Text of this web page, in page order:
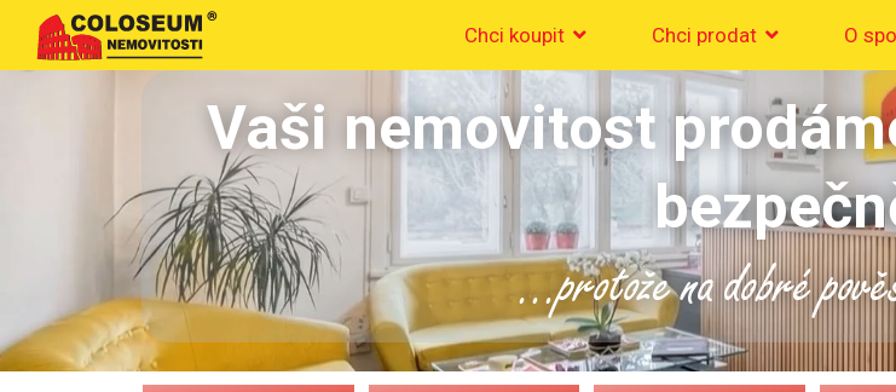
Chci koupit Chci prodat O
Vaši nemovitost
...protože na dobré